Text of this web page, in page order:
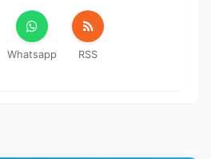
Whatsapp RSS